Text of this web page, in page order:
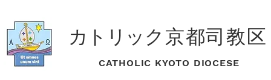
カトリッ ク京都司教区
​ CATHOLIC KYOTO DIOCESE